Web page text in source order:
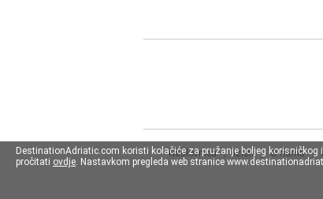
DestinationAdriatic.com koristi kolačiće za pružanje boljeg
pročitati ovdje. Nastavkom pregleda web stranice
Naslovnica|Izleti|O nama|